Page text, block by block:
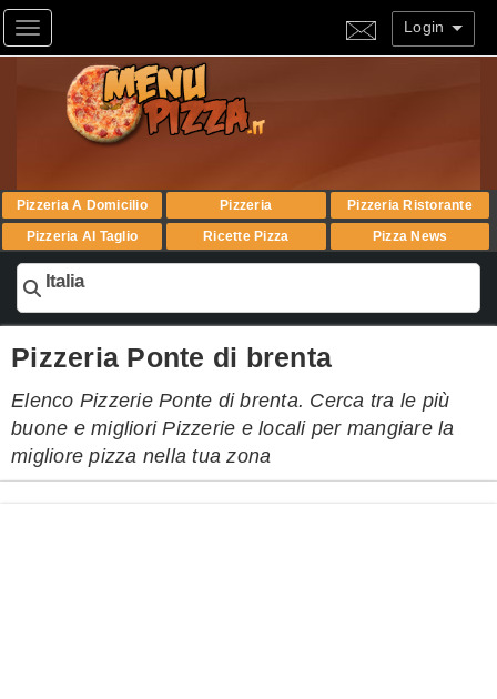
Toggle navigation Login
Pizzeria A Domicilio Pizzeria
Pizzeria Ristorante
Pizzeria Al Taglio
Ricette Pizza Pizza News
Italia
Pizzeria Ponte di brenta
Elenco Pizzerie Ponte di brenta. Cerca tra le più
buone e migliori Pizzerie e locali per mangiare la
migliore pizza nella tua zona